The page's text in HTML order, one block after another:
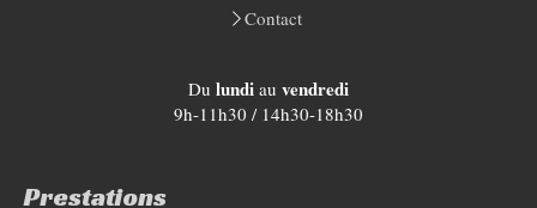
Contact
Du lundi au vendredi
9h-11h30 / 14h30-18h30
Prestations